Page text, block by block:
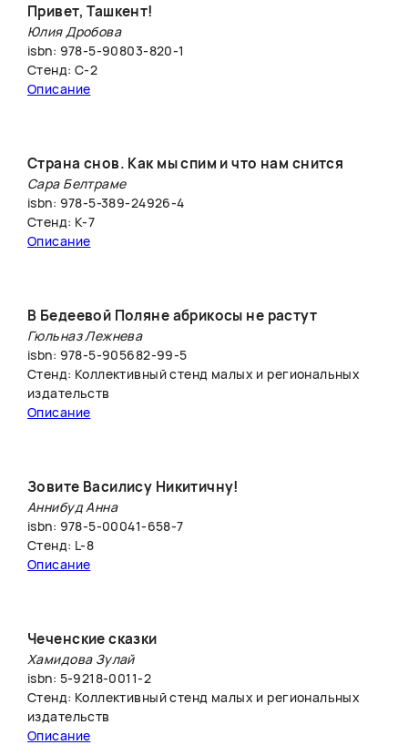
Привет, Ташкент!
Юлия Дробова
isbn: 978-5-90803-820-1
Стенд: C-2
Описание
Страна снов. Как мы спим и что нам снится
Сара Белтраме
isbn: 978-5-389-24926-4
Стенд: K-7
Описание
В Бедеевой Поляне абрикосы не растут
Гюльназ Лежнева
isbn: 978-5-905682-99-5
Стенд: Коллективный стенд малых и региональных
издательств
Описание
Зовите Василису Никитичну!
Аннибуд Анна
isbn: 978-5-00041-658-7
Стенд: L-8
Описание
Чеченские сказки
Хамидова Зулай
isbn: 5-9218-0011-2
Стенд: Коллективный стенд малых и региональных
издательств
Описание